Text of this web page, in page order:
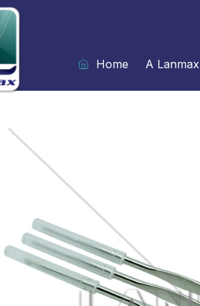
Ir
para
o
conteúdo
Home
A Lanmax